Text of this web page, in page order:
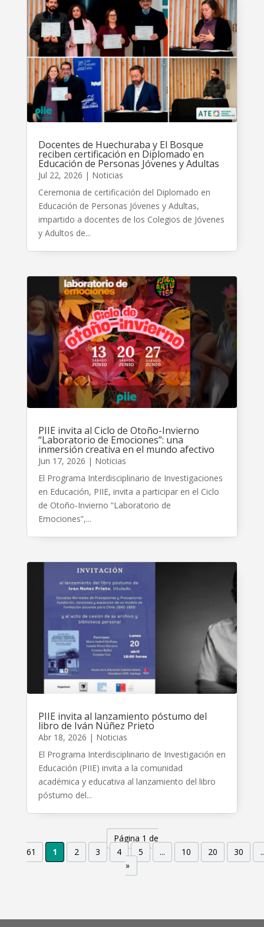
Docentes de Huechuraba y El Bosque
reciben certificación en Diplomado en
Educación de Personas Jóvenes y Adultas
Jul 22, 2026 | Noticias
Ceremonia de certificación del Diplomado en
Educación de Personas Jóvenes y Adultas,
impartido a docentes de los Colegios de Jóvenes
y Adultos de...
PIIE invita al Ciclo de Otoño-Invierno
“Laboratorio de Emociones”: una
inmersión creativa en el mundo afectivo
Jun 17, 2026 | Noticias
El Programa Interdisciplinario de Investigaciones
en Educación, PIIE, invita a participar en el Ciclo
de Otoño-Invierno “Laboratorio de
Emociones”,...
PIIE invita al lanzamiento póstumo del
libro de Iván Núñez Prieto
Abr 18, 2026 | Noticias
El Programa Interdisciplinario de Investigación en
Educación (PIIE) invita a la comunidad
académica y educativa al lanzamiento del libro
póstumo del...
Página 1 de
61
1 2 3 4 5 ... 10 20 30
»